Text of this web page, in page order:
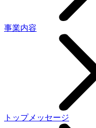
事業内容
トップメッセージ